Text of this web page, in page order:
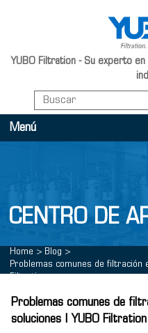
YUBO Filtration - Su experto
Menú
CENTRO DE
Home > Blog >
Problemas comunes de filtración
Filtration
Problemas comunes de
soluciones | YUBO Filtration